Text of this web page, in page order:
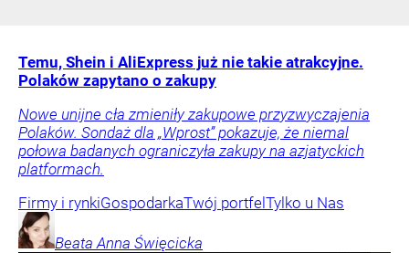
Temu, Shein i AliExpress już nie takie atrakcyjne.
Polaków zapytano o zakupy
Nowe unijne cła zmieniły zakupowe przyzwyczajenia
Polaków. Sondaż dla „Wprost” pokazuje, że niemal
połowa badanych ograniczyła zakupy na azjatyckich
platformach.
Firmy i rynkiGospodarkaTwój portfelTylko u Nas
Beata Anna Święcicka